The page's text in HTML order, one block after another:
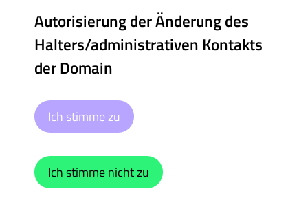
Autorisierung der Änderung des
Halters/administrativen Kontakts
der Domain
Ich stimme zu
Ich stimme nicht zu